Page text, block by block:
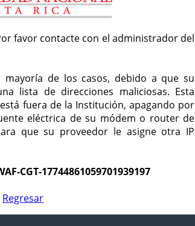
favor contacte con el administrador del
de los casos, debido a que su
lista de direcciones maliciosas. Esta
fuera de la Institución, apagando por
eléctrica de su módem o router de
que su proveedor le asigne otra IP
CGT-17744861059701939197
Regresar